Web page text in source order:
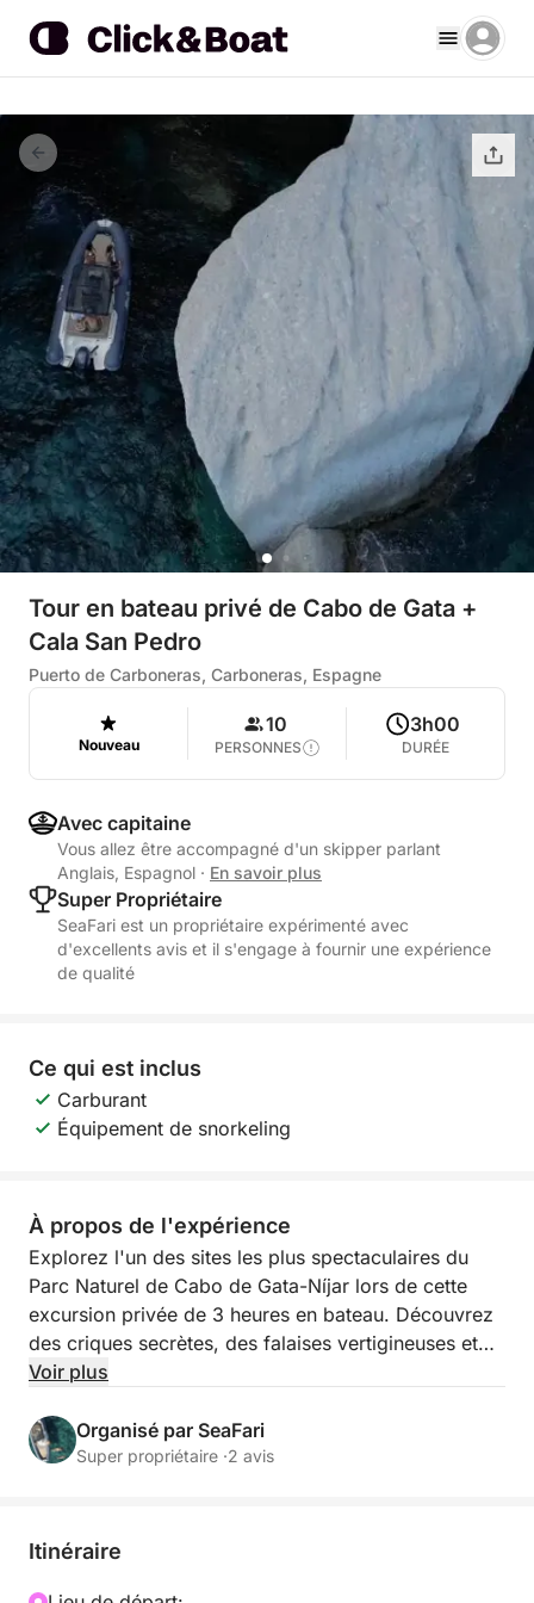
Tour en bateau privé de Cabo de Gata +
Cala San Pedro
Puerto de Carboneras, Carboneras, Espagne
Nouveau
10
PERSONNES
3h00
DURÉE
Avec capitaine
Vous allez être accompagné d'un skipper parlant
Anglais, Espagnol · En savoir plus
Super Propriétaire
SeaFari est un propriétaire expérimenté avec
d'excellents avis et il s'engage à fournir une expérience
de qualité
Ce qui est inclus
Carburant
Équipement de snorkeling
À propos de l'expérience
Explorez l'un des sites les plus spectaculaires du
Parc Naturel de Cabo de Gata-Níjar lors de cette
excursion privée de 3 heures en bateau. Découvrez
des criques secrètes, des falaises vertigineuses et
des eaux cristallines accessibles uniquement par la
Notre voyage débute par une navigation le long des
rocheuses et des grottes marines naturelles
Voir plus
Organisé par SeaFari
Super propriétaire ·2 avis
Itinéraire